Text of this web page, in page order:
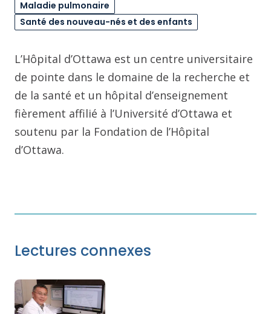
Maladie pulmonaire
Santé des nouveau-nés et des enfants
L’Hôpital d’Ottawa est un centre universitaire
de pointe dans le domaine de la recherche et
de la santé et un hôpital d’enseignement
fièrement affilié à l’Université d’Ottawa et
soutenu par la Fondation de l’Hôpital
d’Ottawa.
Lectures connexes